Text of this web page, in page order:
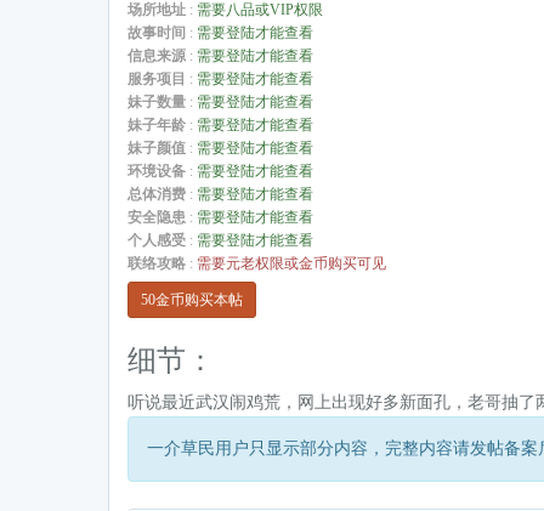
场所地址 : 需要八品或VIP权限
故事时间 : 需要登陆才能查看
信息来源 : 需要登陆才能查看
服务项目 : 需要登陆才能查看
妹子数量 : 需要登陆才能查看
妹子年龄 : 需要登陆才能查看
妹子颜值 : 需要登陆才能查看
环境设备 : 需要登陆才能查看
总体消费 : 需要登陆才能查看
安全隐患 : 需要登陆才能查看
个人感受 : 需要登陆才能查看
联络攻略 : 需要元老权限或金币购买可见
50金币购买本帖
细节：
听说最近武汉闹鸡荒，网上出现好多新面孔，老哥抽
一介草民用户只显示部分内容，完整内容请发帖备